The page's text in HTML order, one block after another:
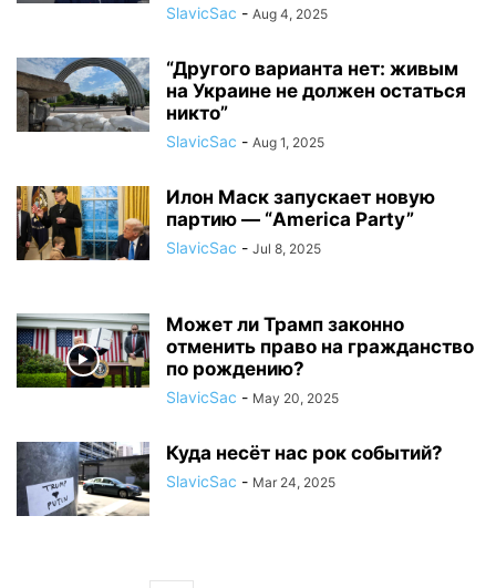
SlavicSac - Aug 4, 2025
“Другого варианта нет: живым
на Украине не должен остаться
никто”
SlavicSac - Aug 1, 2025
Илон Маск запускает новую
партию — “America Party”
SlavicSac - Jul 8, 2025
Может ли Трамп законно
отменить право на гражданство
по рождению?
SlavicSac - May 20, 2025
Куда несёт нас рок событий?
SlavicSac - Mar 24, 2025